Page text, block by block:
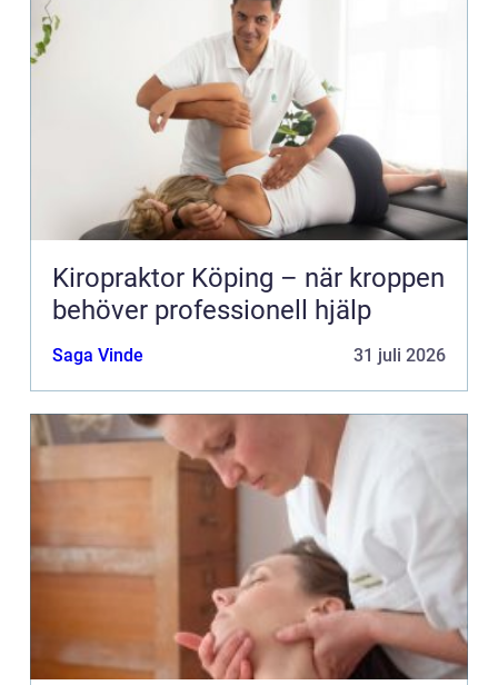
Kiropraktor Köping – när kroppen
behöver professionell hjälp
Saga Vinde 31 juli 2026